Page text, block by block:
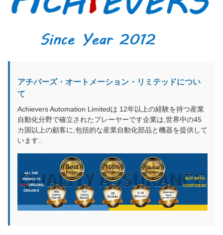
アチバーズ・オートメーション・リミテッドについ
て
Achievers Automation Limitedは 12年以上の経験を持つ産業
自動化分野で確立されたプレーヤーです企業は,世界中の45
カ国以上の顧客に,包括的な産業自動化部品と機器を提供して
います..